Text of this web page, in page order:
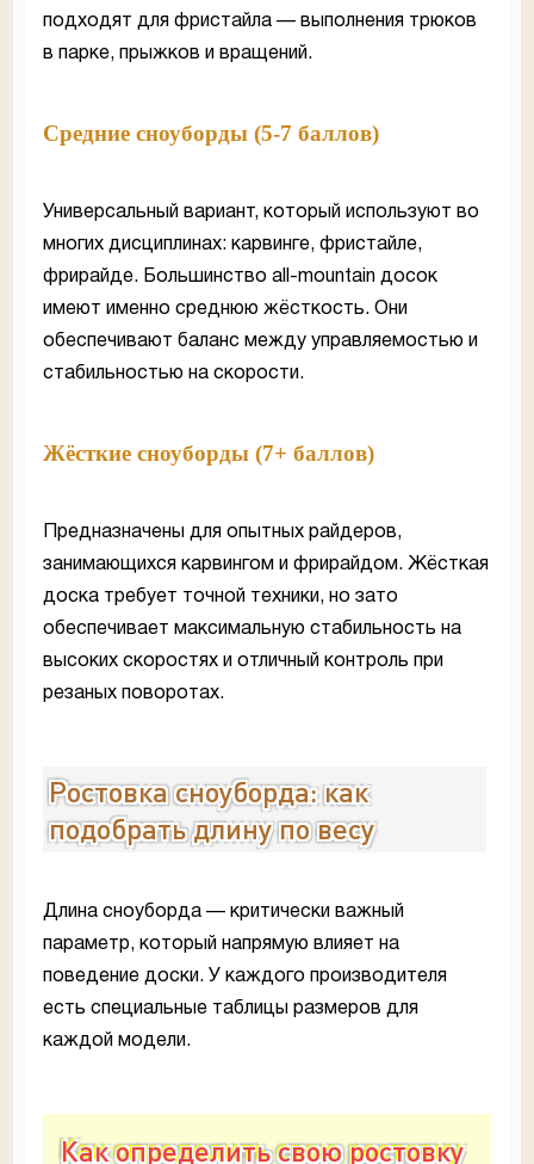
подходят для фристайла — выполнения трюков
в парке, прыжков и вращений.
Средние сноуборды (5-7 баллов)
Универсальный вариант, который используют во
многих дисциплинах: карвинге, фристайле,
фрирайде. Большинство all-mountain досок
имеют именно среднюю жёсткость. Они
обеспечивают баланс между управляемостью и
стабильностью на скорости.
Жёсткие сноуборды (7+ баллов)
Предназначены для опытных райдеров,
занимающихся карвингом и фрирайдом. Жёсткая
доска требует точной техники, но зато
обеспечивает максимальную стабильность на
высоких скоростях и отличный контроль при
резаных поворотах.
Ростовка сноуборда: как
подобрать длину по весу
Длина сноуборда — критически важный
параметр, который напрямую влияет на
поведение доски. У каждого производителя
есть специальные таблицы размеров для
каждой модели.
Как определить свою ростовку